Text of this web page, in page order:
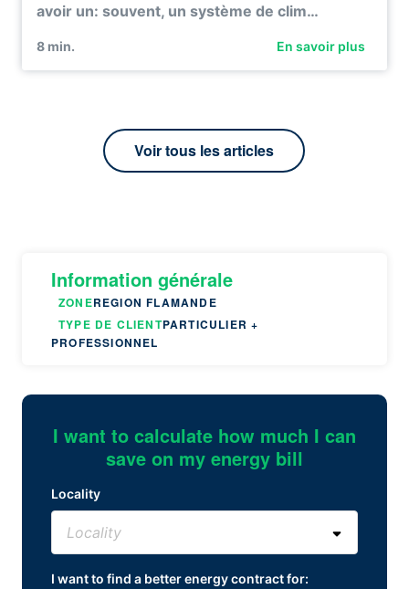
avoir un: souvent, un système de clim…
8 min. En savoir plus
Voir tous les articles
Information générale
ZONEREGION FLAMANDE
TYPE DE CLIENTPARTICULIER +
PROFESSIONNEL
I want to calculate how much I can
save on my energy bill
Locality
I want to find a better energy contract for: